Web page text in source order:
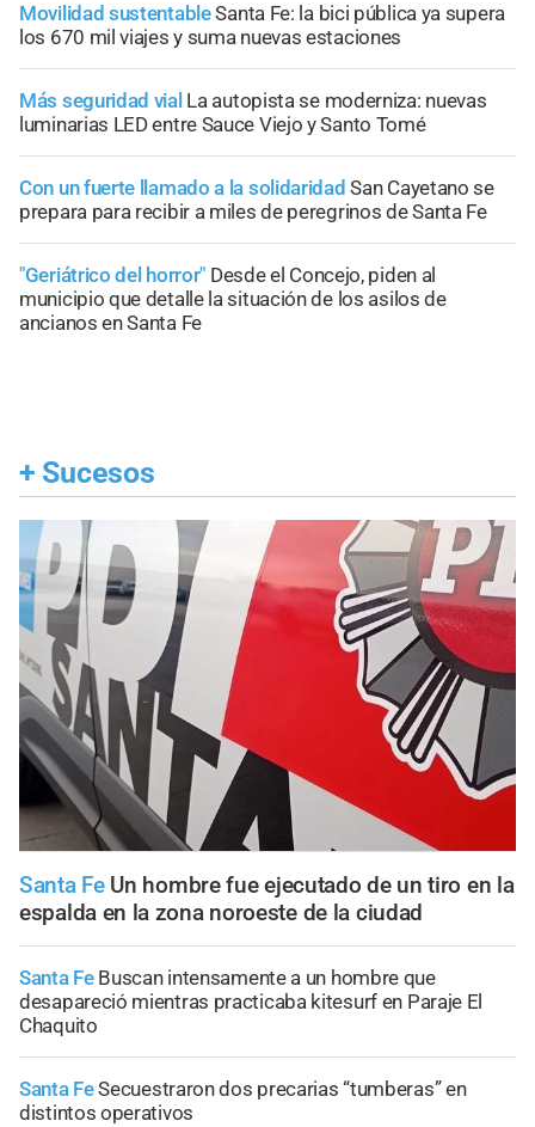
Movilidad sustentableSanta Fe: la bici pública ya supera
los 670 mil viajes y suma nuevas estaciones
Más seguridad vial La autopista se moderniza: nuevas
luminarias LED entre Sauce Viejo y Santo Tomé
Con un fuerte llamado a la solidaridad San Cayetano se
prepara para recibir a miles de peregrinos de Santa Fe
"Geriátrico del horror" Desde el Concejo, piden al
municipio que detalle la situación de los asilos de
ancianos en Santa Fe
+ Sucesos
Santa Fe Un hombre fue ejecutado de un tiro en la
espalda en la zona noroeste de la ciudad
Santa Fe Buscan intensamente a un hombre que
desapareció mientras practicaba kitesurf en Paraje El
Chaquito
Santa FeSecuestraron dos precarias “tumberas” en
distintos operativos